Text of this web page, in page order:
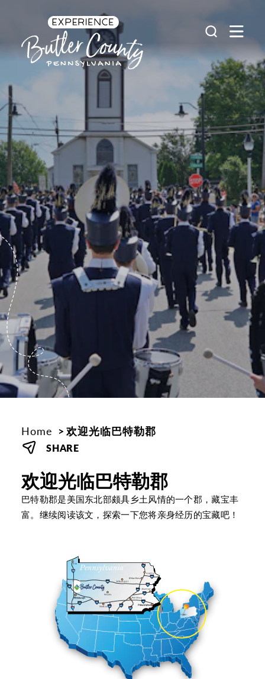
Skip to content
Home 欢迎光临巴特勒郡
SHARE
欢迎光临巴特勒郡
巴特勒郡是美国东北部颇具乡土风情的一个郡，藏宝丰
富。继续阅读该文，探索一下您将亲身经历的宝藏吧！